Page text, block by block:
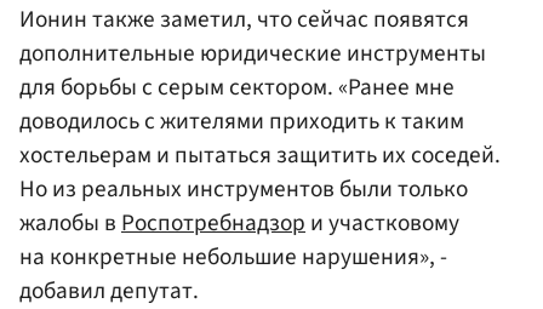
Ионин также заметил, что сейчас появятся
дополнительные юридические инструменты
для борьбы с серым сектором. «Ранее мне
доводилось с жителями приходить к таким
хостельерам и пытаться защитить их соседей.
Но из реальных инструментов были только
жалобы вРоспотребнадзори участковому
на конкретные небольшие нарушения», -
добавил депутат.